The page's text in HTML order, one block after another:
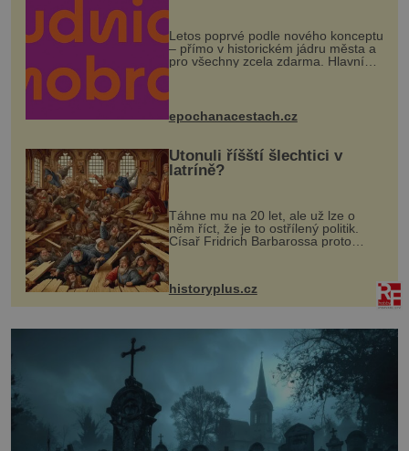
Letos poprvé podle nového konceptu
– přímo v historickém jádru města a
pro všechny zcela zdarma. Hlavní
program se odehraje na Karlově a
mohou těšit na víno, burčák, pes...
epochanacestach.cz
Utonuli říšští šlechtici v
latríně?
Táhne mu na 20 let, ale už lze o
něm říct, že je to ostřílený politik.
Císař Fridrich Barbarossa proto
posílá svého syna a dědice Jindřicha
VI. do Erfurtu, aby se stal
prostředníkem při řešení sporu m...
historyplus.cz